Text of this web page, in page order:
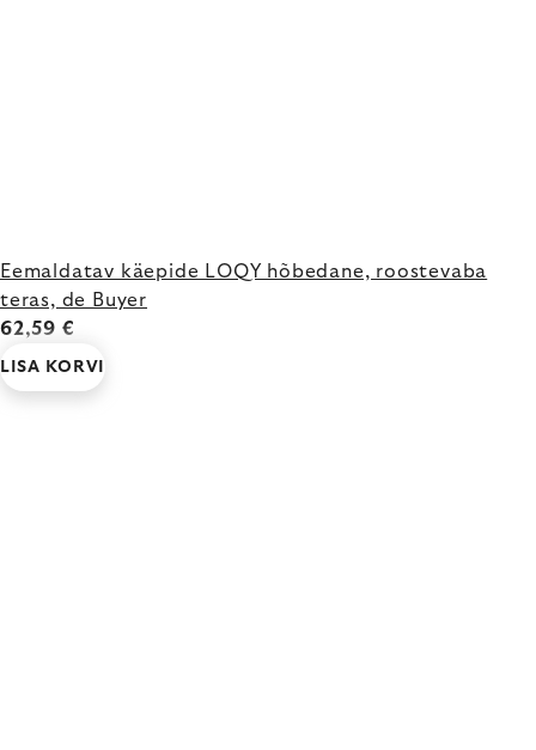
Eemaldatav käepide LOQY hõbedane, roostevaba
teras, de Buyer
62,59 €
LISA KORVI